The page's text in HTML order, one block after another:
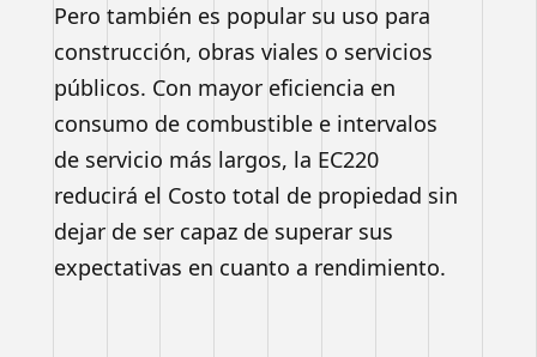
Pero también es popular su uso para
construcción, obras viales o servicios
públicos. Con mayor eficiencia en
consumo de combustible e intervalos
de servicio más largos, la EC220
reducirá el Costo total de propiedad sin
dejar de ser capaz de superar sus
expectativas en cuanto a rendimiento.